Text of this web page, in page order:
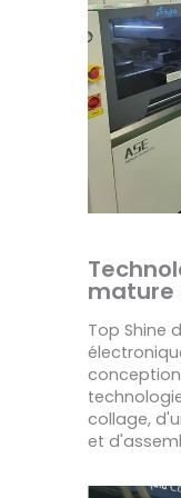
mature
Top Shine
collage,
et